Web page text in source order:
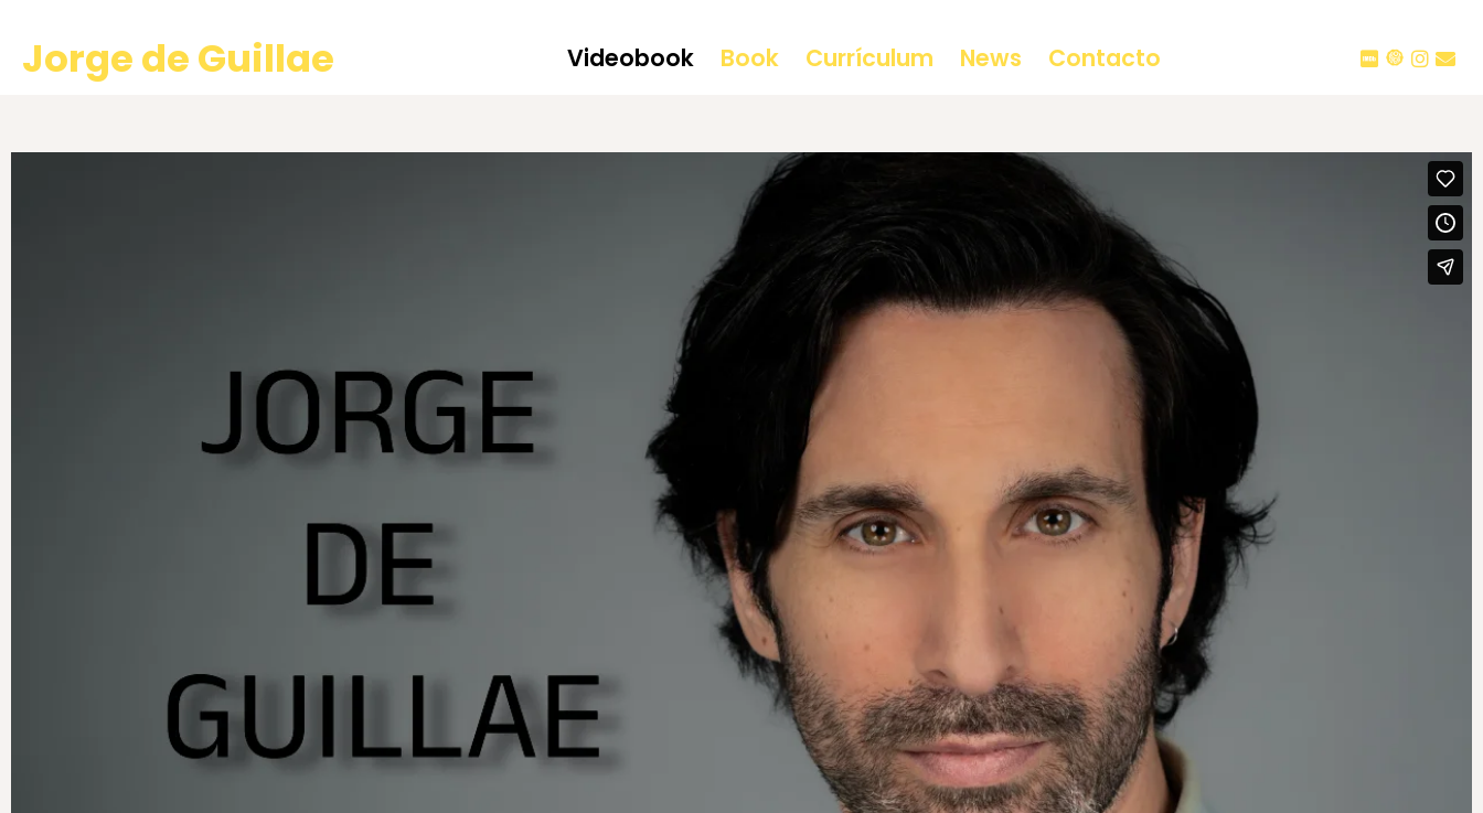
Jorge de Guillae Videobook Book Currículum News Contacto